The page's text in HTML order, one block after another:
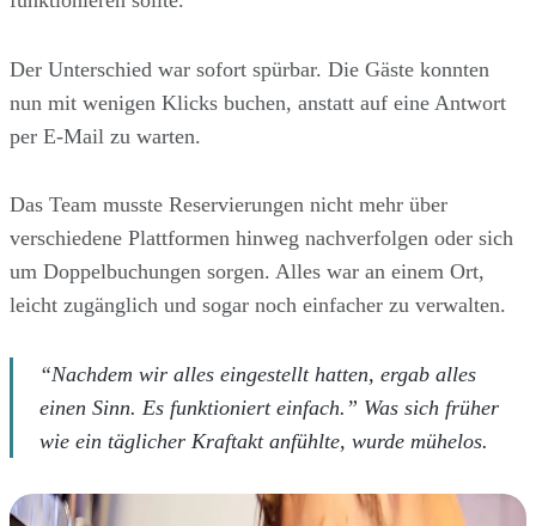
Der Unterschied war sofort spürbar. Die Gäste konnten
nun mit wenigen Klicks buchen, anstatt auf eine Antwort
per E-Mail zu warten.
Das Team musste Reservierungen nicht mehr über
verschiedene Plattformen hinweg nachverfolgen oder sich
um Doppelbuchungen sorgen. Alles war an einem Ort,
leicht zugänglich und sogar noch einfacher zu verwalten.
“Nachdem wir alles eingestellt hatten, ergab alles
einen Sinn. Es funktioniert einfach.” Was sich früher
wie ein täglicher Kraftakt anfühlte, wurde mühelos.